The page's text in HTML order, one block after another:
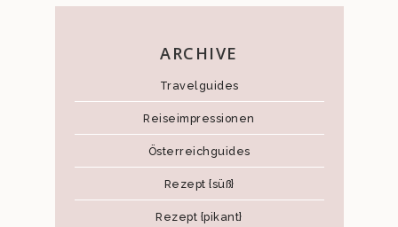
ARCHIVE
Travelguides
Reiseimpressionen
Österreichguides
Rezept {süß}
Rezept {pikant}